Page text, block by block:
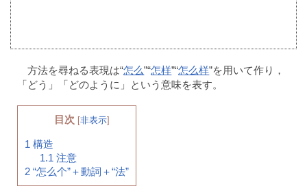
方法を尋ねる表現は“怎么”“怎样”“怎么样”を用いて作り，
「どう」「どのように」という意味を表す。
目次 [非表示]
1 構造
1.1 注意
2 “怎么个”＋動詞＋“法”